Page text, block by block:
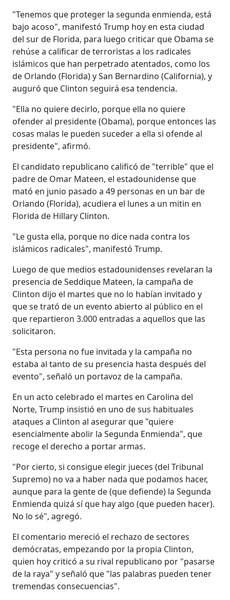
"Tenemos que proteger la segunda enmienda, está
bajo acoso", manifestó Trump hoy en esta ciudad
del sur de Florida, para luego criticar que Obama se
rehúse a calificar de terroristas a los radicales
islámicos que han perpetrado atentados, como los
de Orlando (Florida) y San Bernardino (California), y
auguró que Clinton seguirá esa tendencia.
"Ella no quiere decirlo, porque ella no quiere
ofender al presidente (Obama), porque entonces las
cosas malas le pueden suceder a ella si ofende al
presidente", afirmó.
El candidato republicano calificó de "terrible" que el
padre de Omar Mateen, el estadounidense que
mató en junio pasado a 49 personas en un bar de
Orlando (Florida), acudiera el lunes a un mitin en
Florida de Hillary Clinton.
"Le gusta ella, porque no dice nada contra los
islámicos radicales", manifestó Trump.
Luego de que medios estadounidenses revelaran la
presencia de Seddique Mateen, la campaña de
Clinton dijo el martes que no lo habían invitado y
que se trató de un evento abierto al público en el
que repartieron 3.000 entradas a aquellos que las
solicitaron.
"Esta persona no fue invitada y la campaña no
estaba al tanto de su presencia hasta después del
evento", señaló un portavoz de la campaña.
En un acto celebrado el martes en Carolina del
Norte, Trump insistió en uno de sus habituales
ataques a Clinton al asegurar que "quiere
esencialmente abolir la Segunda Enmienda", que
recoge el derecho a portar armas.
"Por cierto, si consigue elegir jueces (del Tribunal
Supremo) no va a haber nada que podamos hacer,
aunque para la gente de (que defiende) la Segunda
Enmienda quizá sí que hay algo (que pueden hacer).
No lo sé", agregó.
El comentario mereció el rechazo de sectores
demócratas, empezando por la propia Clinton,
quien hoy criticó a su rival republicano por "pasarse
de la raya" y señaló que "las palabras pueden tener
tremendas consecuencias".